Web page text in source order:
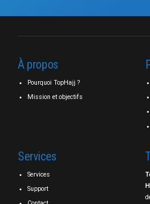
À propos
Pourquoi TopHajj ?
Mission et objectifs
Services
Services
Support